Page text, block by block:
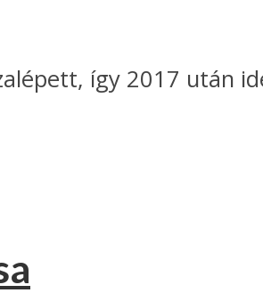
így 2017 után